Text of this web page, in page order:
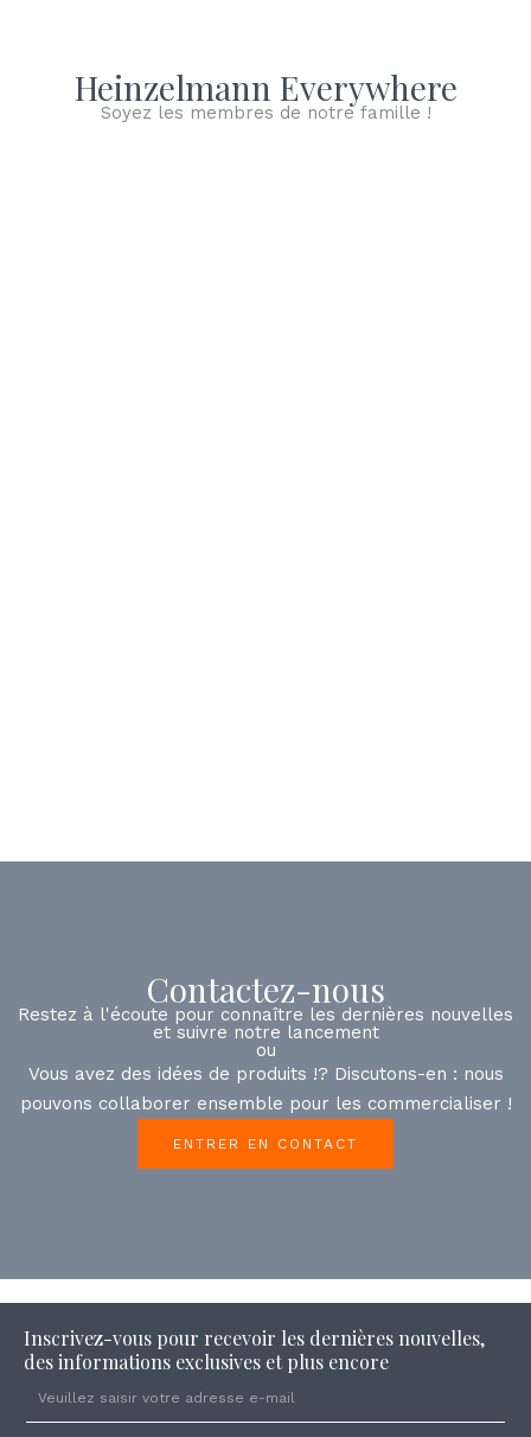
Heinzelmann Everywhere
Soyez les membres de notre famille !
Contactez-nous
Restez à l'écoute pour connaître les dernières nouvelles
et suivre notre lancement
ou
Vous avez des idées de produits !? Discutons-en : nous
pouvons collaborer ensemble pour les commercialiser !
ENTRER EN CONTACT
Inscrivez-vous pour recevoir les dernières nouvelles,
des informations exclusives et plus encore